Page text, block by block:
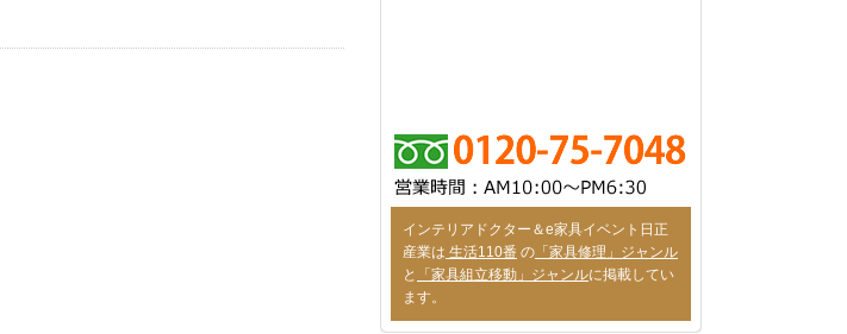
インテリアドクター＆e家具イベント日正
産業は 生活110番 の 「家具修理」ジャンル
と
「家具組立移動」ジャンルに掲載してい
ます。